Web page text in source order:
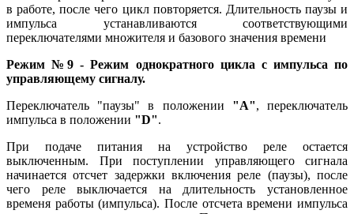
в работе, после чего цикл повторяется. Длительность паузы и
импульса устанавливаются соответствующими
переключателями множителя и базового значения времени
Режим №9 - Режим однократного цикла с импульса по
управляющему сигналу.
Переключатель "паузы" в положении "A", переключатель
импульса в положении "D".
При подаче питания на устройство реле остается
выключенным. При поступлении управляющего сигнала
начинается отсчет задержки включения реле (паузы), после
чего реле выключается на длительность установленное
временя работы (импульса). После отсчета времени импульса